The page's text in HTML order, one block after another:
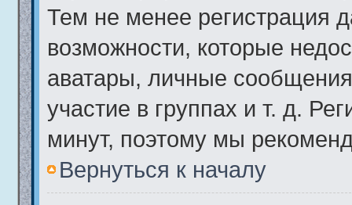
Тем не менее регистрация
возможности, которые
аватары, личные
участие в группах и т. д.
минут, поэтому мы
Вернуться к началу